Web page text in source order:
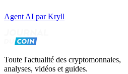
Agent AI par Kryll
Toute l'actualité des cryptomonnaies,
analyses, vidéos et guides.